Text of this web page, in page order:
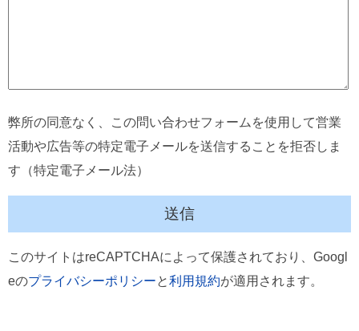
弊所の同意なく、この問い合わせフォームを使用して営業
活動や広告等の特定電子メールを送信することを拒否しま
す（特定電子メール法）
このサイトはreCAPTCHAによって保護されており、Googl
eのプライバシーポリシーと利用規約が適用されます。